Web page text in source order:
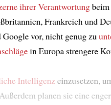
ihrer Verantwortung
Frankreich und
vor, nicht genug zu
in Europa strengere
Intelligenzeinzusetzen,
planen sie eine